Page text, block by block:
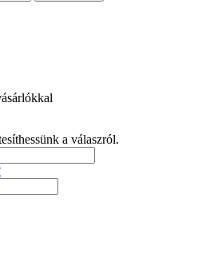
a válaszról.